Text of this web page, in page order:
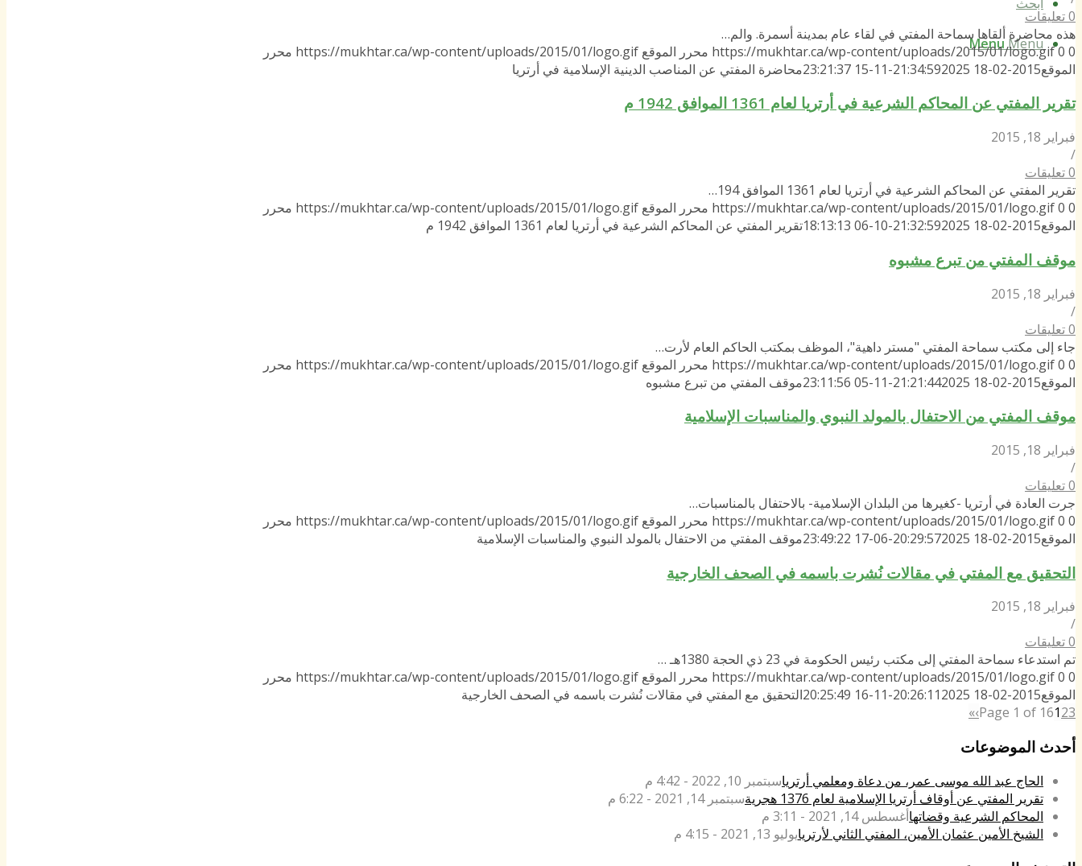
MenuMenu
0 تعليقات
هذه محاضرة ألقاها سماحة المفتي في لقاء عام بمدينة أسمرة. والم…
https://mukhtar.ca/wp-content/uploads/2015/01/logo.gif0 0 محرر الموقع https://mukhtar.ca/wp-content/uploads/2015/01/logo.gif محرر
الموقع2015-02-18 21:34:59
2025-11-15 23:21:37 محاضرة المفتي عن المناصب الدينية الإسلامية في أرتريا
تقرير المفتي عن المحاكم الشرعية في أرتريا لعام 1361 الموافق 1942 م
فبراير 18, 2015
/
0 تعليقات
تقرير المفتي عن المحاكم الشرعية في أرتريا لعام 1361 الموافق 194…
https://mukhtar.ca/wp-content/uploads/2015/01/logo.gif0 0 محرر الموقع https://mukhtar.ca/wp-content/uploads/2015/01/logo.gif محرر
الموقع2015-02-18 21:32:59
2025-10-06 18:13:13 تقرير المفتي عن المحاكم الشرعية في أرتريا لعام 1361 الموافق 1942 م
موقف المفتي من تبرع مشبوه
فبراير 18, 2015
/
0 تعليقات
جاء إلى مكتب سماحة المفتي "مستر داهية"، الموظف بمكتب الحاكم العام لأرت…
https://mukhtar.ca/wp-content/uploads/2015/01/logo.gif0 0 محرر الموقع https://mukhtar.ca/wp-content/uploads/2015/01/logo.gif محرر
الموقع2015-02-18 21:21:44
2025-11-05 23:11:56 موقف المفتي من تبرع مشبوه
موقف المفتي من الاحتفال بالمولد النبوي والمناسبات الإسلامية
فبراير 18, 2015
/
0 تعليقات
جرت العادة في أرتريا -كغيرها من البلدان الإسلامية- بالاحتفال بالمناسبات…
https://mukhtar.ca/wp-content/uploads/2015/01/logo.gif0 0 محرر الموقع https://mukhtar.ca/wp-content/uploads/2015/01/logo.gif محرر
الموقع2015-02-18 20:29:57
2025-06-17 23:49:22 موقف المفتي من الاحتفال بالمولد النبوي والمناسبات الإسلامية
التحقيق مع المفتي في مقالات نُشرت باسمه في الصحف الخارجية
فبراير 18, 2015
/
0 تعليقات
تم استدعاء سماحة المفتي إلى مكتب رئيس الحكومة في 23 ذي الحجة 1380هـ …
https://mukhtar.ca/wp-content/uploads/2015/01/logo.gif0 0 محرر الموقع https://mukhtar.ca/wp-content/uploads/2015/01/logo.gif محرر
الموقع2015-02-18 20:26:11
2025-11-16 20:25:49
التحقيق مع المفتي في مقالات نُشرت باسمه في الصحف الخارجية
Page 1 of 16123
›
»
أحدث الموضوعات
الحاج عبد الله موسى عمر، من دعاة ومعلمي أرترياسبتمبر 10, 2022 - 4:42 م
تقرير المفتي عن أوقاف أرتريا الإسلامية لعام 1376 هجرية
سبتمبر 14, 2021 - 6:22 م
المحاكم الشرعية وقضاتهاأغسطس 14, 2021 - 3:11 م
الشيخ الأمين عثمان الأمين، المفتي الثاني لأرتريايوليو 13, 2021 - 4:15 م